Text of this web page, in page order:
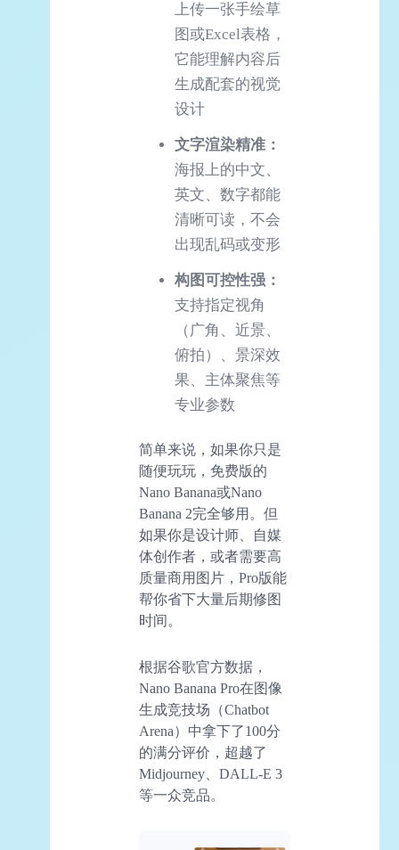
上传一张手绘草
图或Excel表格，
它能理解内容后
生成配套的视觉
设计
文字渲染精准：
海报上的中文、
英文、数字都能
清晰可读，不会
出现乱码或变形
构图可控性强：
支持指定视角
（广角、近景、
俯拍）、景深效
果、主体聚焦等
专业参数
简单来说，如果你只是
随便玩玩，免费版的
Nano Banana或Nano
Banana 2完全够用。但
如果你是设计师、自媒
体创作者，或者需要高
质量商用图片，Pro版能
帮你省下大量后期修图
时间。
根据谷歌官方数据，
Nano Banana Pro在图像
生成竞技场（Chatbot
Arena）中拿下了100分
的满分评价，超越了
Midjourney、DALL-E 3
等一众竞品。